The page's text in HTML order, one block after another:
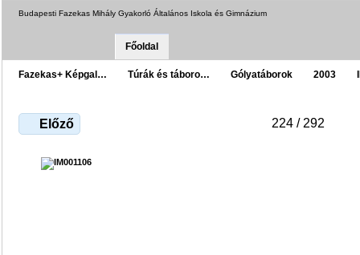
Budapesti Fazekas Mihály Gyakorló Általános Iskola és Gimnázium
Főoldal
Fazekas+ Képgal… Túrák és táboro… Gólyatáborok 2003
Előző 224 / 292